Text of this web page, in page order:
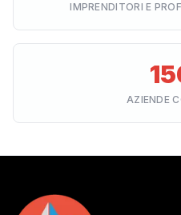
IMPRENDITORI E
AZIENDE